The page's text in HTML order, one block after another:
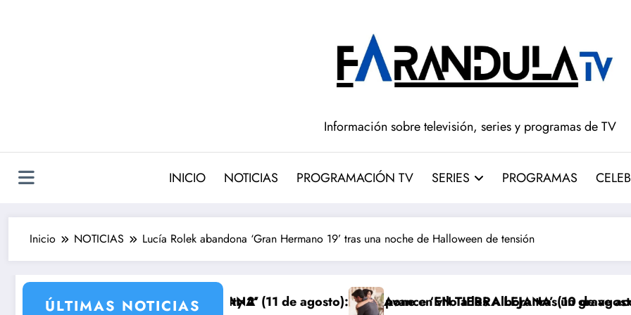
Información sobre televisión, series y programas de TV
INICIO NOTICIAS PROGRAMACIÓN TV SERIES PROGRAMAS
Inicio NOTICIAS Lucía Rolek abandona ‘Gran Hermano 19’ tras una noche de Halloween de tensión
ÚLTIMAS NOTICIAS
Celebrity 2’
TIERRA LEJANA’ (11 de agosto): Kaya pone en vilo a los Albora tras un grave accidente
Avance ‘EN TIERRA LEJANA’ (10 de agosto): Alya toma una
‘El drama’ en